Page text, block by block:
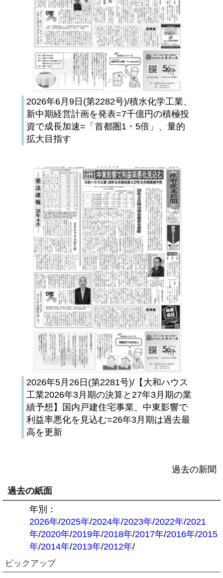
2026年6月9日(第2282号)/積水化学工業、
新中期経営計画を発表=7千億円の積極投
資で成長加速=「首都圏1・5倍」、量的
拡大目指す
2026年5月26日(第2281号)/【大和ハウス
工業2026年3月期の決算と27年3月期の業
績予想】国内戸建住宅事業、中東影響で
利益率悪化を見込む=26年3月期は過去最
高を更新
過去の新聞
過去の紙面
年別：
2026年/2025年/2024年/2023年/2022年/2021
年/2020年/2019年/2018年/2017年/2016年/2015
年/2014年/2013年/2012年/
ピックアップ